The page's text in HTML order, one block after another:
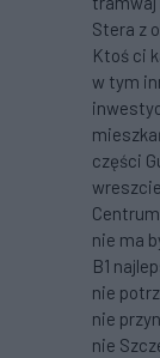
Stera z
Ktoś ci
w tym
części
nie ma
B1
nie
nie
nie